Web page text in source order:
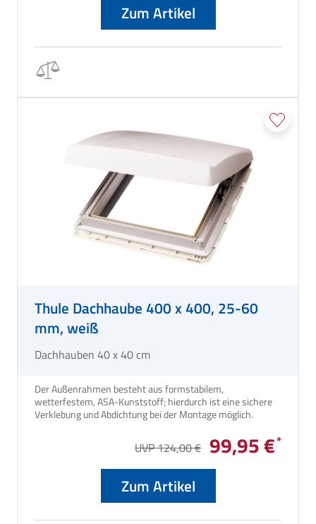
Zum Artikel
Thule Dachhaube 400 x 400, 25-60
mm, weiß
Dachhauben 40 x 40 cm
Der Außenrahmen besteht aus formstabilem,
wetterfestem, ASA-Kunststoff; hierdurch ist eine sichere
UVP 124,00 € 99,95 €
Zum Artikel